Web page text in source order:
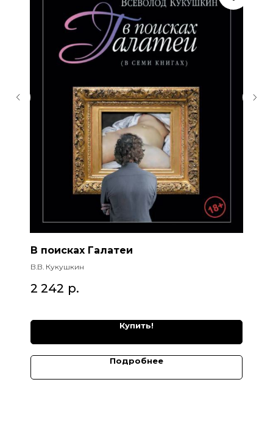
В поисках Галатеи
В.В. Кукушкин
2 242 р.
Купить!
Подробнее